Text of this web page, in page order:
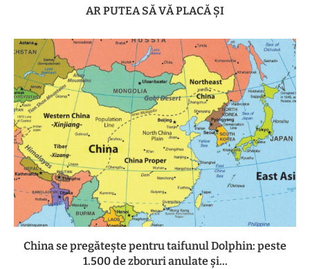
AR PUTEA SĂ VĂ PLACĂ ȘI
China se pregătește pentru taifunul Dolphin: peste
1.500 de zboruri anulate și...